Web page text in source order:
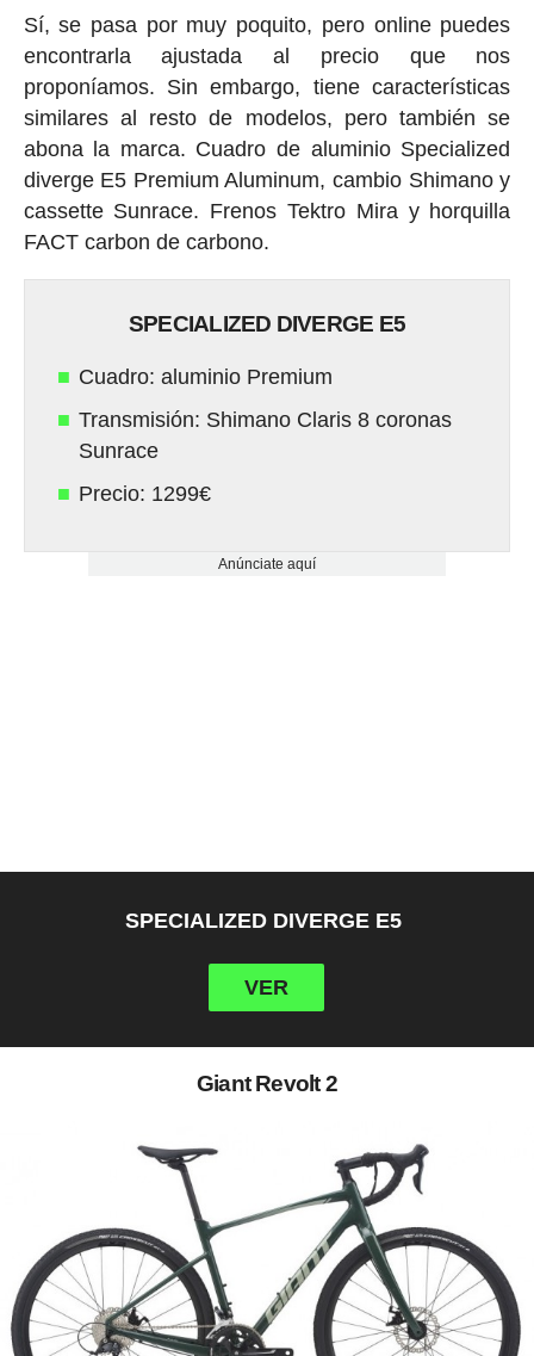
Sí, se pasa por muy poquito, pero online puedes
encontrarla ajustada al precio que nos
proponíamos. Sin embargo, tiene características
similares al resto de modelos, pero también se
abona la marca. Cuadro de aluminio Specialized
diverge E5 Premium Aluminum, cambio Shimano y
cassette Sunrace. Frenos Tektro Mira y horquilla
FACT carbon de carbono.
SPECIALIZED DIVERGE E5
Cuadro: aluminio Premium
Transmisión: Shimano Claris 8 coronas
Sunrace
Precio: 1299€
Anúnciate aquí
SPECIALIZED DIVERGE E5
VER
Giant Revolt 2